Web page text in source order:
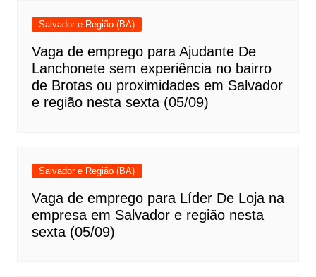
Salvador e Região (BA)
Vaga de emprego para Ajudante De
Lanchonete sem experiência no bairro
de Brotas ou proximidades em Salvador
e região nesta sexta (05/09)
Salvador e Região (BA)
Vaga de emprego para Líder De Loja na
empresa em Salvador e região nesta
sexta (05/09)